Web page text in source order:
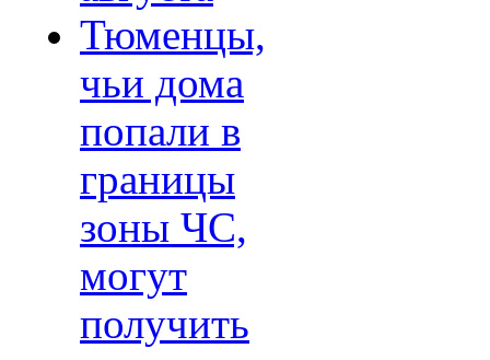
Тюменцы,
чьи дома
попали в
границы
зоны ЧС,
могут
получить